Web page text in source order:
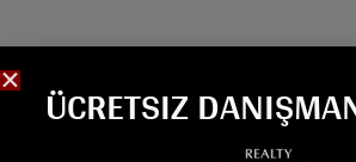
ÜCRETSIZ